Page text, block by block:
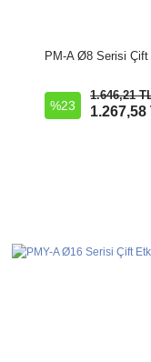
PM-A Ø8 Serisi
%23
1.646,21